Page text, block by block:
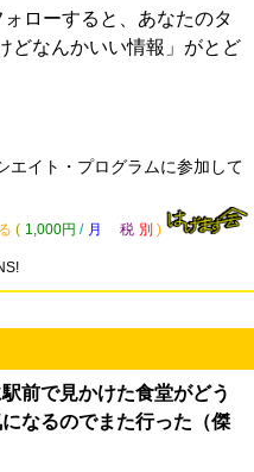
ローすると、あなたのタ
どなんかいい情報」がとど
エイト・プログラムに参加して
る ( 1,000円 / 月 税 別 )
前で見かけた食堂がどう
になるのでまた行った（傑